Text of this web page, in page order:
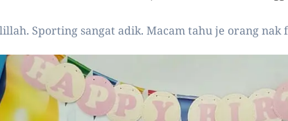
Sporting sangat adik. Macam tahu je orang nak